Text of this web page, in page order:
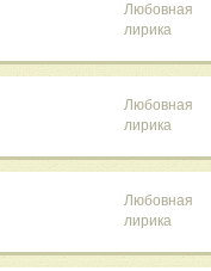
Любовная
лирика
Любовная
лирика
Любовная
лирика